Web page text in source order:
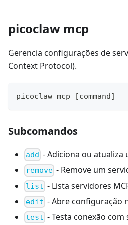
picoclaw mcp
Gerencia configurações de
Context Protocol).
picoclaw mcp [command]
Subcomandos
add - Adiciona ou atualiza
remove - Remove um
list - Lista servidores
edit - Abre configuração
test - Testa conexão com